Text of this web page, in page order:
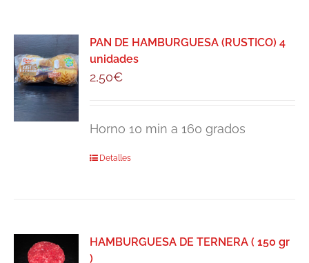
PAN DE HAMBURGUESA (RUSTICO) 4
unidades
2,50€
Horno 10 min a 160 grados
Detalles
HAMBURGUESA DE TERNERA ( 150 gr
)